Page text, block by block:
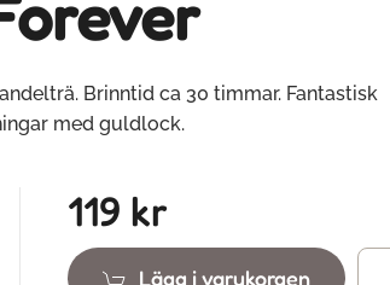
Brinntid ca 30 timmar. Fantastisk
med guldlock.
119 kr
Lägg i varukorgen